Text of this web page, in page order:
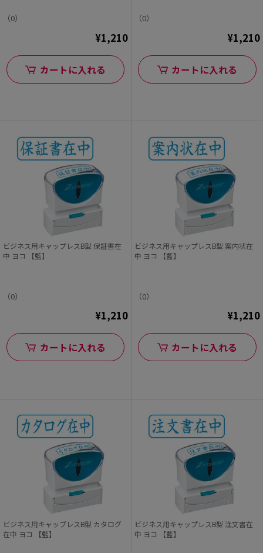
（0）
¥1,210
カートに入れる
（0）
¥1,210
カートに入れる
ビジネス用キャップレスB型 保証書在
中 ヨコ 【藍】
（0）
¥1,210
カートに入れる
ビジネス用キャップレスB型 案内状在
中 ヨコ 【藍】
（0）
¥1,210
カートに入れる
ビジネス用キャップレスB型 カタログ
在中 ヨコ 【藍】
ビジネス用キャップレスB型 注文書在
中 ヨコ 【藍】